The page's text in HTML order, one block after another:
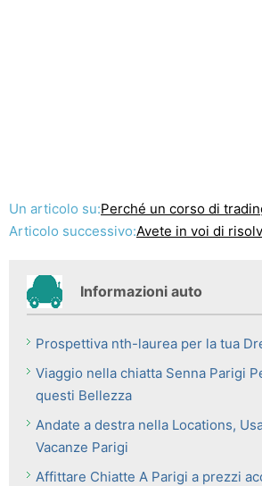
Un articolo su:Perché un corso di trading Forex
Articolo successivo:Avete in voi di risolvere il Forex
Informazioni auto
Prospettiva nth-laurea per la tua
Viaggio nella chiatta Senna Parigi
questi Bellezza
Andate a destra nella Locations,
Vacanze Parigi
Affittare Chiatte A Parigi a prezzi